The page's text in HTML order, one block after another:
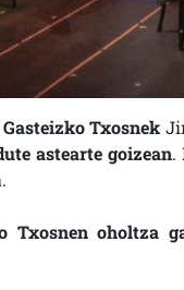
Gasteizko Txosnek
astearte goizean.
Txosnen oholtza